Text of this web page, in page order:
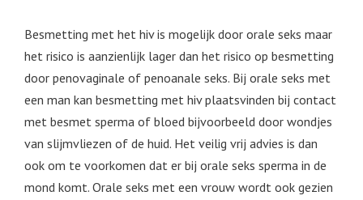
Besmetting met het hiv is mogelijk door orale seks maar
het risico is aanzienlijk lager dan het risico op besmetting
door penovaginale of penoanale seks. Bij orale seks met
een man kan besmetting met hiv plaatsvinden bij contact
met besmet sperma of bloed bijvoorbeeld door wondjes
van slijmvliezen of de huid. Het veilig vrij advies is dan
ook om te voorkomen dat er bij orale seks sperma in de
mond komt. Orale seks met een vrouw wordt ook gezien